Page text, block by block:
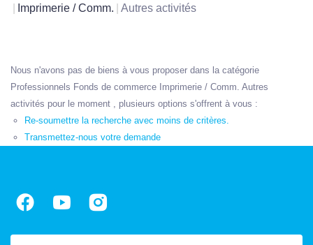
Imprimerie / Comm.
Autres activités
Nous n'avons pas de biens à vous proposer dans la catégorie
Professionnels Fonds de commerce Imprimerie / Comm. Autres
activités pour le moment , plusieurs options s'offrent à vous :
Re-soumettre la recherche avec moins de critères.
Transmettez-nous votre demande